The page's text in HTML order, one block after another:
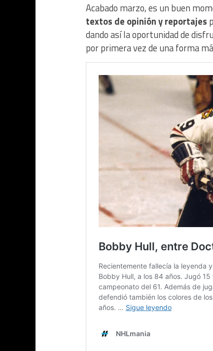
Acabado marzo, es un buen
textos de opinión y reportajes
dando así la oportunidad de
por primera vez de una forma